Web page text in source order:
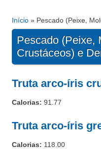
Está aqui
Início » Pescado (Peixe,
Pescado (Peixe,
Crustáceos) e
Truta arco-íris
Calorias: 91.77
Truta arco-íris
Calorias: 118.00